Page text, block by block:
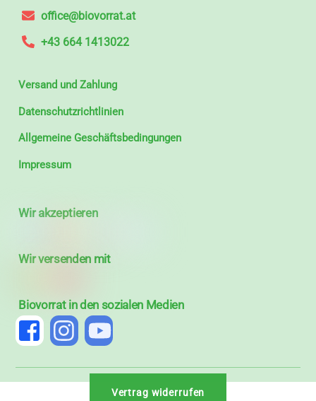
office@biovorrat.at
+43 664 1413022
Versand und Zahlung
Datenschutzrichtlinien
Allgemeine Geschäftsbedingungen
Impressum
Wir akzeptieren
Wir versenden mit
Biovorrat in den sozialen Medien
Vertrag widerrufen